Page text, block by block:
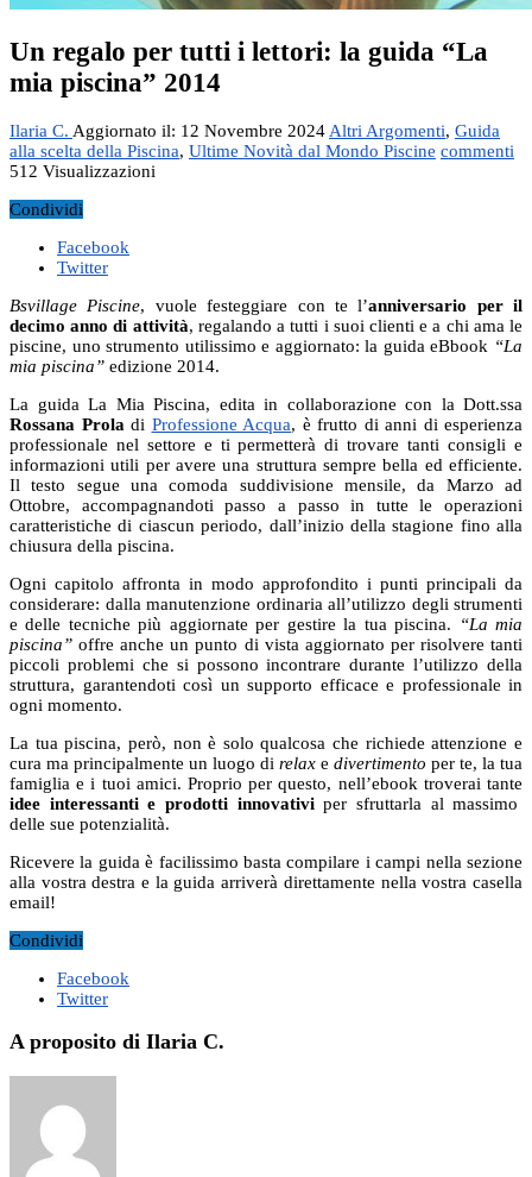
Un regalo per tutti i lettori: la guida “La
mia piscina” 2014
Ilaria C. Aggiornato il: 12 Novembre 2024 Altri Argomenti, Guida
alla scelta della Piscina, Ultime Novità dal Mondo Piscine commenti
512 Visualizzazioni
Condividi
Facebook
Twitter
Bsvillage Piscine, vuole festeggiare con te l’anniversario per il
decimo anno di attività, regalando a tutti i suoi clienti e a chi ama le
piscine, uno strumento utilissimo e aggiornato: la guida eBbook “La
mia piscina” edizione 2014.
La guida La Mia Piscina, edita in collaborazione con la Dott.ssa
Rossana Prola di Professione Acqua, è frutto di anni di esperienza
professionale nel settore e ti permetterà di trovare tanti consigli e
informazioni utili per avere una struttura sempre bella ed efficiente.
Il testo segue una comoda suddivisione mensile, da Marzo ad
Ottobre, accompagnandoti passo a passo in tutte le operazioni
caratteristiche di ciascun periodo, dall’inizio della stagione fino alla
chiusura della piscina.
Ogni capitolo affronta in modo approfondito i punti principali da
considerare: dalla manutenzione ordinaria all’utilizzo degli strumenti
e delle tecniche più aggiornate per gestire la tua piscina.
“La mia
piscina” offre anche un punto di vista aggiornato per risolvere tanti
piccoli problemi che si possono incontrare durante l’utilizzo della
struttura, garantendoti così un supporto efficace e professionale in
ogni momento.
La tua piscina, però, non è solo qualcosa che richiede attenzione e
cura ma principalmente un luogo di relax e divertimento per te, la tua
famiglia e i tuoi amici. Proprio per questo, nell’ebook troverai tante
idee interessanti e prodotti innovativiper sfruttarla al massimo
delle sue potenzialità.
Ricevere la guida è facilissimo basta compilare i campi nella sezione
alla vostra destra e la guida arriverà direttamente nella vostra casella
email!
Condividi
Facebook
Twitter
A proposito di Ilaria C.